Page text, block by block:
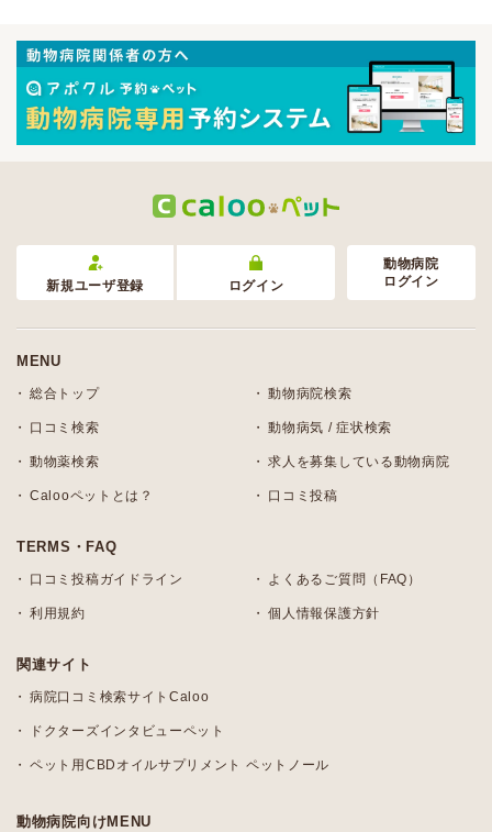
新規ユーザ登録 ログイン
動物病院
ログイン
MENU
総合トップ 動物病院検索
口コミ検索 動物病気 / 症状検索
動物薬検索 求人を募集している動物病院
Calooペットとは？ 口コミ投稿
TERMS・FAQ
口コミ投稿ガイドライン よくあるご質問（FAQ）
利用規約 個人情報保護方針
関連サイト
病院口コミ検索サイトCaloo
ドクターズインタビューペット
ペット用CBDオイルサプリメント ペットノール
動物病院向けMENU